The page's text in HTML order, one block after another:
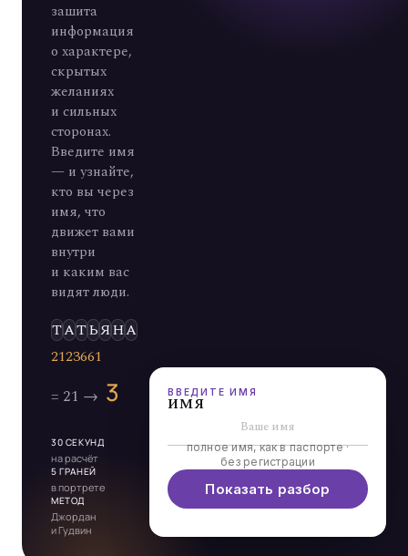
зашита
информация
о характере,
скрытых
желаниях
и сильных
сторонах.
Введите имя
— и узнайте,
кто вы через
имя, что
движет вами
внутри
и каким вас
видят люди.
Э
30 СЕКУНД
на расчёт
5 ГРАНЕЙ
в портрете
МЕТОД
Джордан
и Гудвин
ВВЕДИТЕ ИМЯ
имя
полное имя, как в паспорте ·
без регистрации
Показать разбор